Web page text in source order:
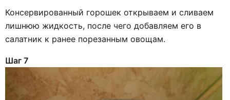
Консервированный горошек открываем и сливаем
лишнюю жидкость, после чего добавляем его в
салатник к ранее порезанным овощам.
Шаг 7